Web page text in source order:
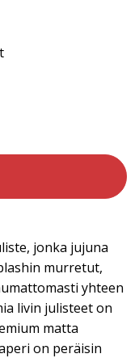
jonka jujuna
murretut,
yhteen
livin julisteet on
matta
on peräisin